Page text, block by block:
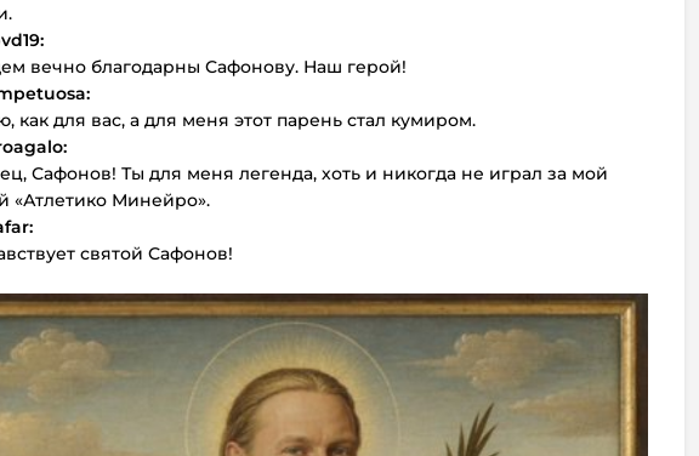
вечно благодарны Сафонову. Наш герой!
как для вас, а для меня этот парень стал кумиром.
Сафонов! Ты для меня легенда, хоть и никогда не играл за мой
«Атлетико Минейро».
святой Сафонов!